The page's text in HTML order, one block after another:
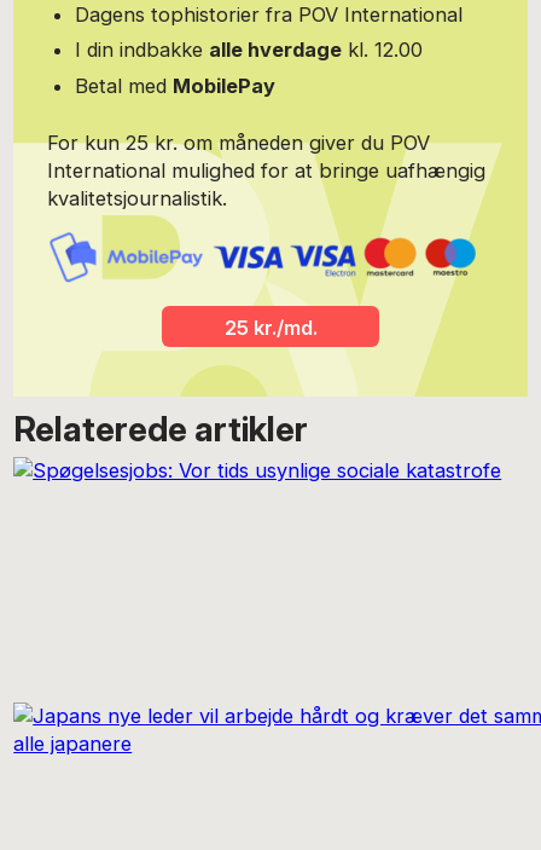
Dagens tophistorier fra POV International
I din indbakke alle hverdage kl. 12.00
Betal med MobilePay
For kun 25 kr. om måneden giver du POV
International mulighed for at bringe uafhængig
kvalitetsjournalistik.
25 kr./md.
Relaterede artikler